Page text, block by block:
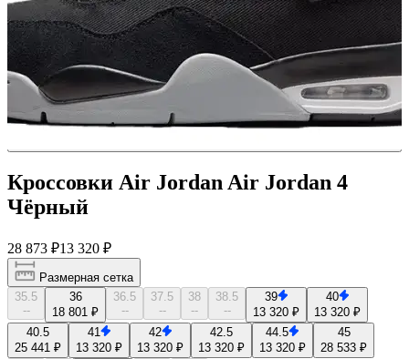
Кроссовки Air Jordan Air Jordan 4
Чёрный
28 873 ₽13 320 ₽
Размерная сетка
35.5
--
36
18 801 ₽
36.5
--
37.5
--
38
--
38.5
--
39
13 320 ₽
40
13 320 ₽
40.5
25 441 ₽
41
13 320 ₽
42
13 320 ₽
42.5
13 320 ₽
44.5
13 320 ₽
45
28 533 ₽